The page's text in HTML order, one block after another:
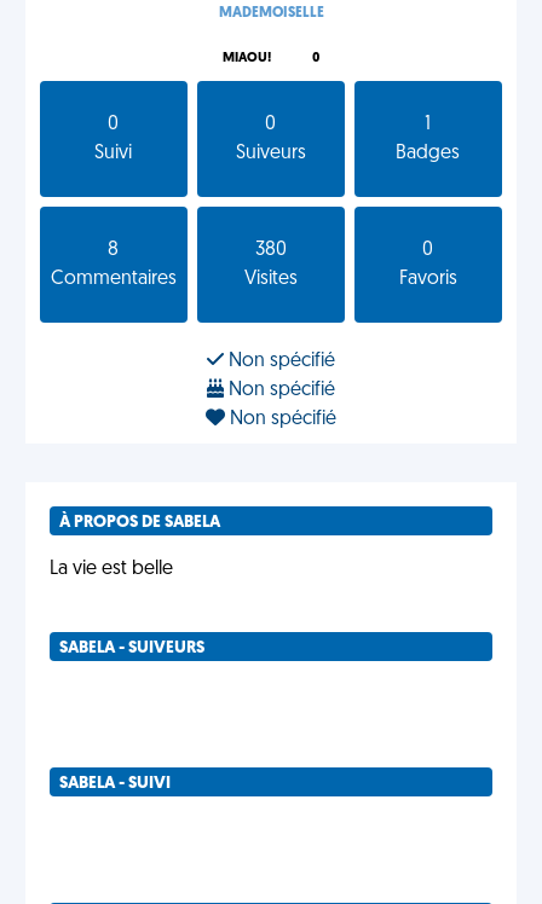
MADEMOISELLE
MIAOU! 0
0
Suivi
0
Suiveurs
Badges
8
Commentaires
380
Visites
0
Favoris
Non spécifié
Non spécifié
Non spécifié
À PROPOS DE SABELA
La vie est belle
SABELA - SUIVEURS
SABELA - SUIVI